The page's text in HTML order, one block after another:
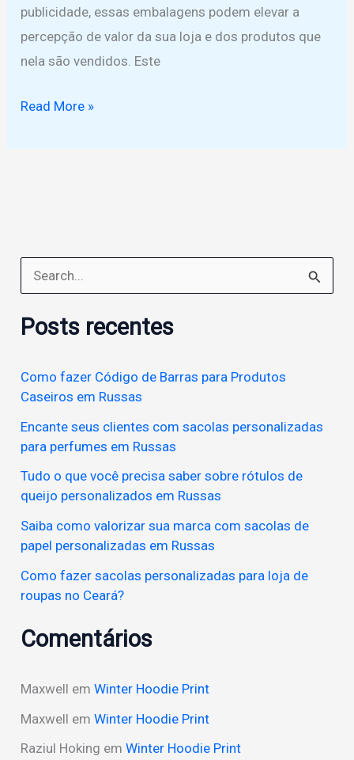
publicidade, essas embalagens podem elevar a
percepção de valor da sua loja e dos produtos que
nela são vendidos. Este
Como
roupas
Ceará?
Read More »
e
s
u
i
s
a
r
:
Posts recentes
Como fazer Código de Barras para Produtos
Caseiros em Russas
Encante seus clientes com sacolas personalizadas
para perfumes em Russas
Tudo o que você precisa saber sobre rótulos de
queijo personalizados em Russas
Saiba como valorizar sua marca com sacolas de
papel personalizadas em Russas
Como fazer sacolas personalizadas para loja de
roupas no Ceará?
Comentários
Maxwell emWinter Hoodie Print
Maxwell emWinter Hoodie Print
Raziul Hoking emWinter Hoodie Print